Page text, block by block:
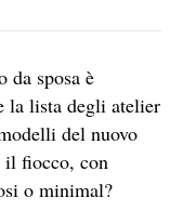
da sposa è
la lista degli atelier
del nuovo
il fiocco, con
o minimal?